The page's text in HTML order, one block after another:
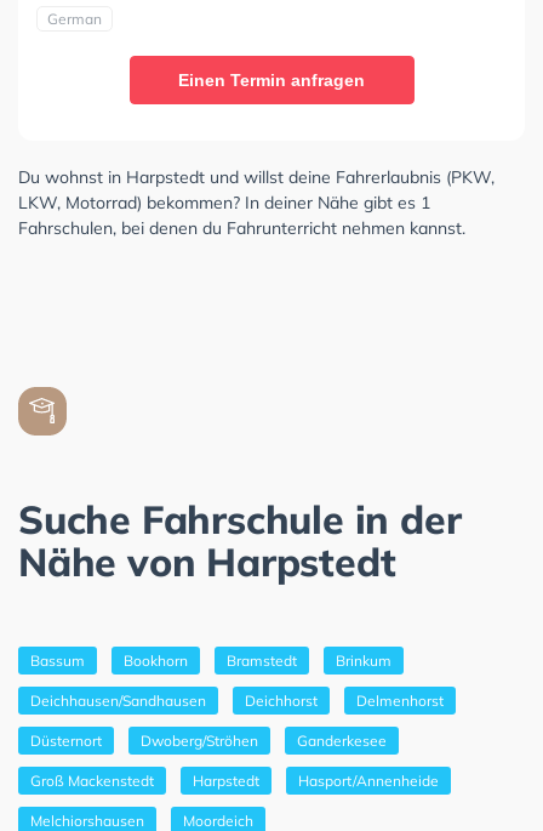
German
Einen Termin anfragen
Du wohnst in Harpstedt und willst deine Fahrerlaubnis (PKW,
LKW, Motorrad) bekommen? In deiner Nähe gibt es 1
Fahrschulen, bei denen du Fahrunterricht nehmen kannst.
Suche Fahrschule in der
Nähe von Harpstedt
Bassum Bookhorn Bramstedt Brinkum
Deichhausen/Sandhausen Deichhorst Delmenhorst
Düsternort Dwoberg/Ströhen Ganderkesee
Groß Mackenstedt Harpstedt Hasport/Annenheide
Melchiorshausen Moordeich